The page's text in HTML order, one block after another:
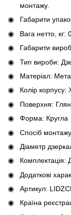
монтажу.
Габарити
Вага нетто, кг:
Габарити
Тип вироби:
Матеріал:
Колір корпусу:
Поверхня:
Форма: Кругла
Спосіб
Діаметр
Комплектація:
Додаткові
Артикул:
Країна